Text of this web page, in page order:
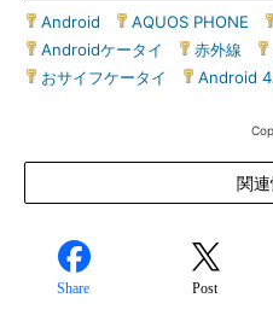
Android AQUOS PHONE
Androidケータイ
赤外線
おサイフケータイ
Android
関
Share Post